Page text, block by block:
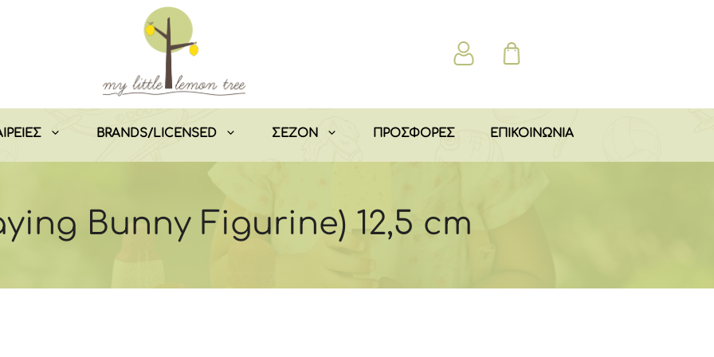
BRANDS/LICENSED ΣEZON ΠΡΟΣΦΟΡΕΣ ΕΠΙΚΟΙΝΩΝΙΑ
Bunny Figurine) 12,5 cm